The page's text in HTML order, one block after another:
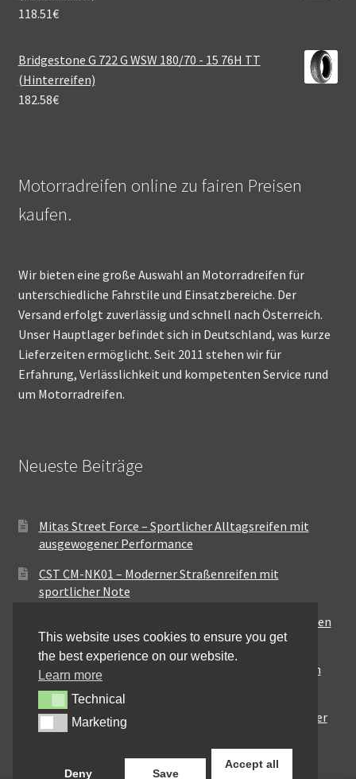
118.51€
Bridgestone G 722 G WSW 180/70 - 15 76H TT
(Hinterreifen)
182.58€
Motorradreifen online zu fairen Preisen
kaufen.
Wir bieten eine große Auswahl an Motorradreifen für
unterschiedliche Fahrstile und Einsatzbereiche. Der
Versand erfolgt zuverlässig und schnell nach Österreich.
Unser Hauptlager befindet sich in Deutschland, was kurze
Lieferzeiten ermöglicht. Seit 2011 stehen wir für
Erfahrung, Verlässlichkeit und kompetenten Service rund
um Motorradreifen.
Neueste Beiträge
Mitas Street Force – Sportlicher Alltagsreifen mit
ausgewogener Performance
CST CM-NK01 – Moderner Straßenreifen mit
sportlicher Note
Maxxis MA-ST3 – Ausgewogener Sport-Touring-Reifen
für vielseitige Einsätze
Pirelli City Demon – Zuverlässigkeit für den urbanen
Alltag
Metzeler Perfect ME77 – Klassische Optik mit solider
Straßenperformance
This website uses cookies to ensure you get
the best experience on our website.
Learn more
TechnicalTechnical
MarketingMarketing
Deny Save
Accept all